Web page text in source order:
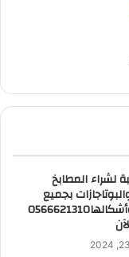
لشراء المطابخ
بجميع
أنواعها وأشكالها0566621310